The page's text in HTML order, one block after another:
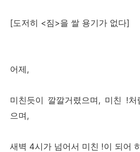
[도저히 <짐>을 쌀 용기가 없다]
어제,
미친듯이 깔깔거렸으며, 미친 !처
으며,
새벽 4시가 넘어서 미친 !이 되어